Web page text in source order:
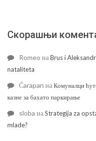
Скорашњи
Romeo наBrus i
nataliteta
Čarapan наКомуналци
казне за бахато паркирање
sloba наStrategija za
mlade?